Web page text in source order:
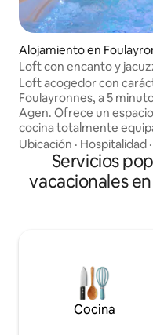
Alojamiento en
Loft con encanto y
Agen
Loft acogedor con
Foulayronnes, a 5
Agen. Ofrece un
cocina totalmente
nobles y suelo de
un sofá Chesterfield de
proyector de video en
TV en la sala de estar,
Estacionamiento privado
para 2 personas.
Ubicación · Hospitalidad ·
Servicios
vacacionales
Cocina